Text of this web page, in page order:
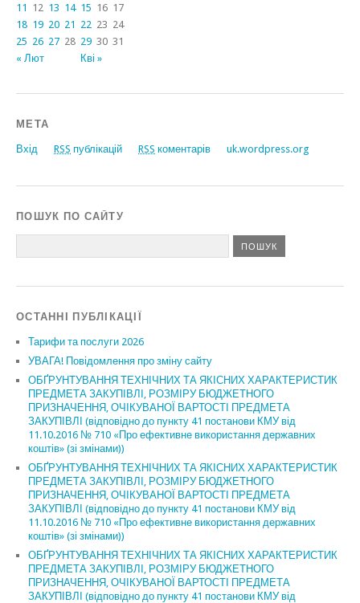
« Лют Кві »
11
12 13 14 15 16 17
18 19 20 21 22 23 24
25 26 27 28 29 30 31
МЕТА
Вхід RSS публікацій RSS коментарів uk.wordpress.org
ПОШУК ПО САЙТУ
ОСТАННІ ПУБЛІКАЦІЇ
Тарифи та послуги 2026
УВАГА! Повідомлення про зміну сайту
ОБҐРУНТУВАННЯ ТЕХНІЧНИХ ТА ЯКІСНИХ ХАРАКТЕРИСТИК
ПРЕДМЕТА ЗАКУПІВЛІ, РОЗМІРУ БЮДЖЕТНОГО
ПРИЗНАЧЕННЯ, ОЧІКУВАНОЇ ВАРТОСТІ ПРЕДМЕТА
ЗАКУПІВЛІ (відповідно до пункту 41 постанови КМУ від
11.10.2016 № 710 «Про ефективне використання державних
коштів» (зі змінами))
ОБҐРУНТУВАННЯ ТЕХНІЧНИХ ТА ЯКІСНИХ ХАРАКТЕРИСТИК
ПРЕДМЕТА ЗАКУПІВЛІ, РОЗМІРУ БЮДЖЕТНОГО
ПРИЗНАЧЕННЯ, ОЧІКУВАНОЇ ВАРТОСТІ ПРЕДМЕТА
ЗАКУПІВЛІ (відповідно до пункту 41 постанови КМУ від
11.10.2016 № 710 «Про ефективне використання державних
коштів» (зі змінами))
ОБҐРУНТУВАННЯ ТЕХНІЧНИХ ТА ЯКІСНИХ ХАРАКТЕРИСТИК
ПРЕДМЕТА ЗАКУПІВЛІ, РОЗМІРУ БЮДЖЕТНОГО
ПРИЗНАЧЕННЯ, ОЧІКУВАНОЇ ВАРТОСТІ ПРЕДМЕТА
ЗАКУПІВЛІ (відповідно до пункту 41 постанови КМУ від